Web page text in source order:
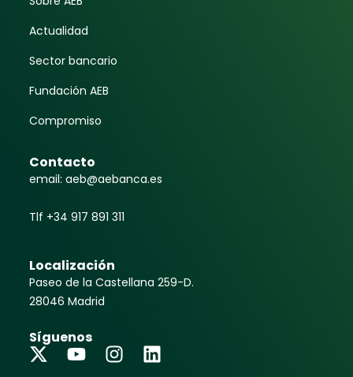
Actualidad
Sector bancario
Fundación AEB
Compromiso
Contacto
email: aeb@aebanca.es
Tlf +34 917 891 311
Localización
Paseo de la Castellana 259-D.
28046 Madrid
Síguenos